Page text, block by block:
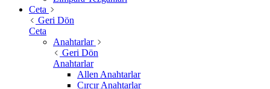
Ceta
Geri Dön
Ceta
Anahtarlar
Geri Dön
Anahtarlar
Allen Anahtarlar
Cırcır Anahtarlar